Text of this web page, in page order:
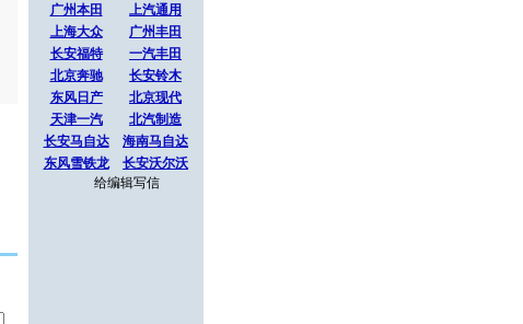
广州本田
上汽通用
上海大众
广州丰田
长安福特
一汽丰田
北京奔驰
长安铃木
东风日产
北京现代
天津一汽
北汽制造
长安马自达
海南马自达
东风雪铁龙
长安沃尔沃
给编辑写信